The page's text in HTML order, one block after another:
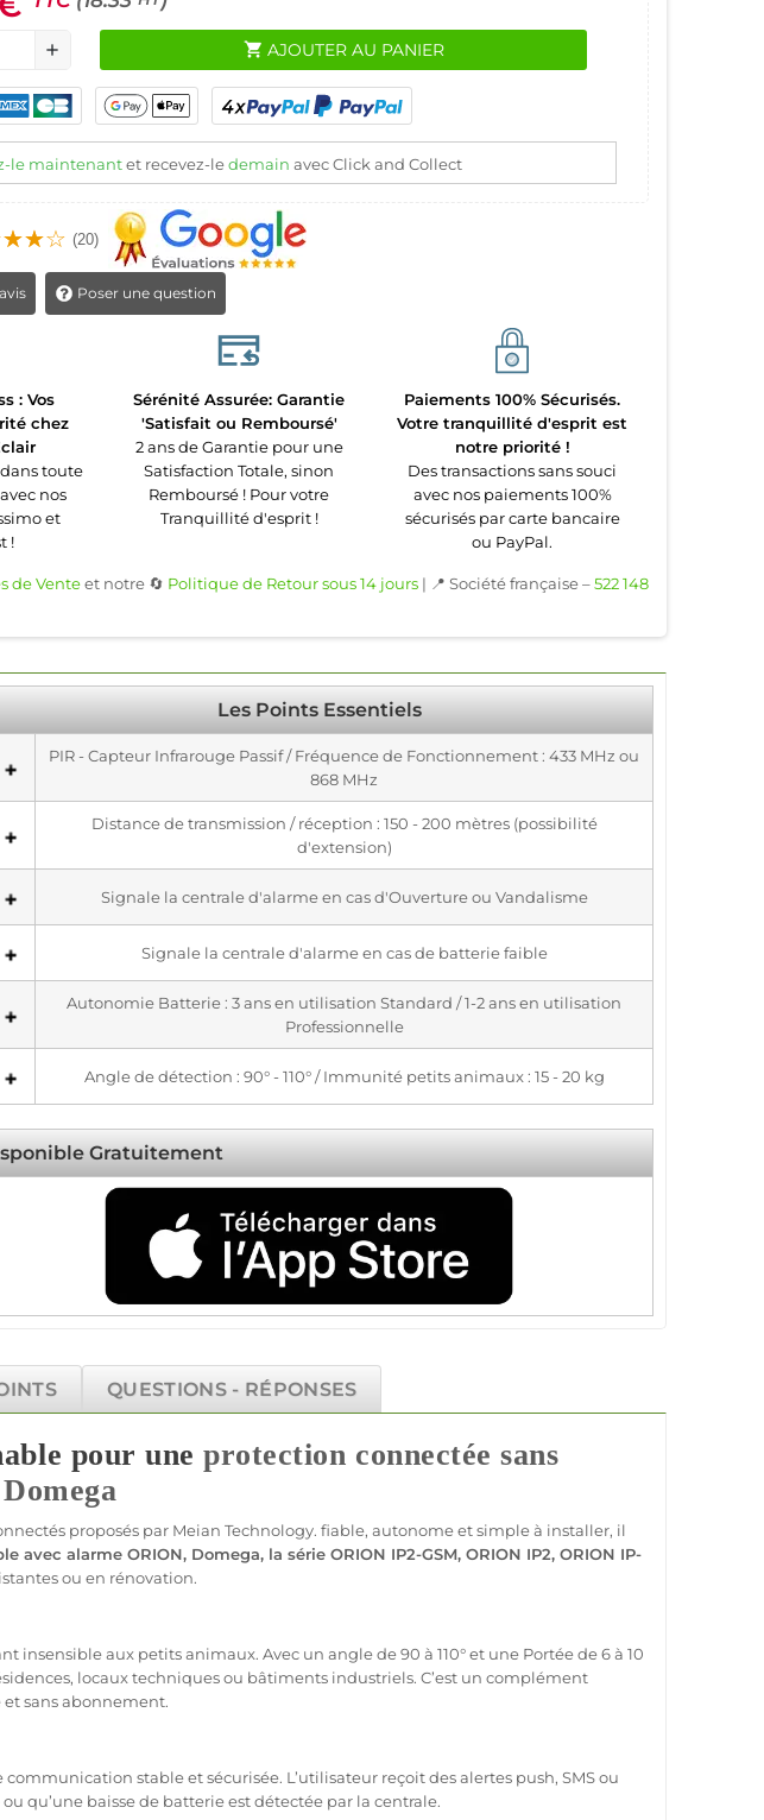
add shopping_cart AJOUTER AU PANIER
le maintenantet recevez-ledemain avec Click and Collect
(20)
Poser une question
: Vos
chez
toute
nos
et
!
Sérénité Assurée: Garantie
'Satisfait ou Remboursé'
2 ans de Garantie pour une
Satisfaction Totale, sinon
Remboursé ! Pour votre
Tranquillité d'esprit !
Paiements 100% Sécurisés.
Votre tranquillité d'esprit est
notre priorité !
Des transactions sans souci
avec nos paiements 100%
sécurisés par carte bancaire
ou PayPal.
de Venteet notre 🔄 Politique de Retour sous 14 jours | 📍 Société française –522 148
Les Points Essentiels
PIR - Capteur Infrarouge Passif / Fréquence de Fonctionnement : 433 MHz ou
868 MHz
Distance de transmission / réception : 150 - 200 mètres (possibilité
d'extension)
Signale la centrale d'alarme en cas d'Ouverture ou Vandalisme
Signale la centrale d'alarme en cas de batterie faible
Autonomie Batterie : 3 ans en utilisation Standard / 1-2 ans en utilisation
Professionnelle
Angle de détection : 90° - 110° / Immunité petits animaux : 15 - 20 kg
Gratuitement
QUESTIONS - RÉPONSES
pour uneprotection connectée sans
Domega
proposés par Meian Technology. fiable, autonome et simple à installer, il
avec alarme ORION, Domega, la série ORION IP2-GSM, ORION IP2, ORION IP-
ou en rénovation.
insensible aux petits animaux. Avec un angle de 90 à 110° et une Portéede 6 à 10
, locaux techniquesou bâtiments industriels. C’est un complément
etsans abonnement.
communication stable et sécurisée. L’utilisateur reçoit des alertes push, SMS ou
qu’une baisse de batterie est détectée par la centrale.